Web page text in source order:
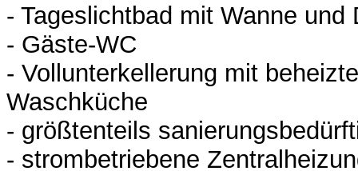
- Tageslichtbad mit Wanne und
- Gäste-WC
- Vollunterkellerung mit
Waschküche
- größtenteils
- strombetriebene